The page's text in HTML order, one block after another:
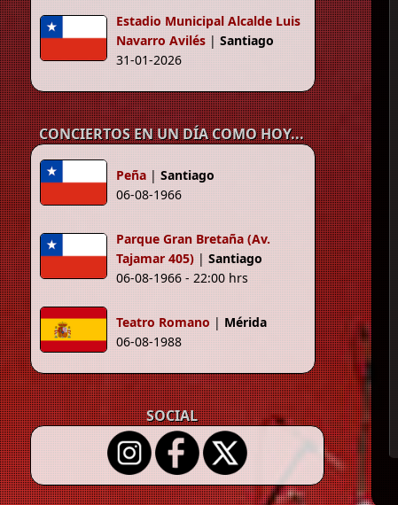
Estadio Municipal Alcalde Luis
Navarro Avilés|Santiago
31-01-2026
CONCIERTOS EN UN DÍA COMO HOY...
Peña|Santiago
06-08-1966
Parque Gran Bretaña (Av.
Tajamar 405)|Santiago
06-08-1966 - 22:00 hrs
Teatro Romano|Mérida
06-08-1988
SOCIAL